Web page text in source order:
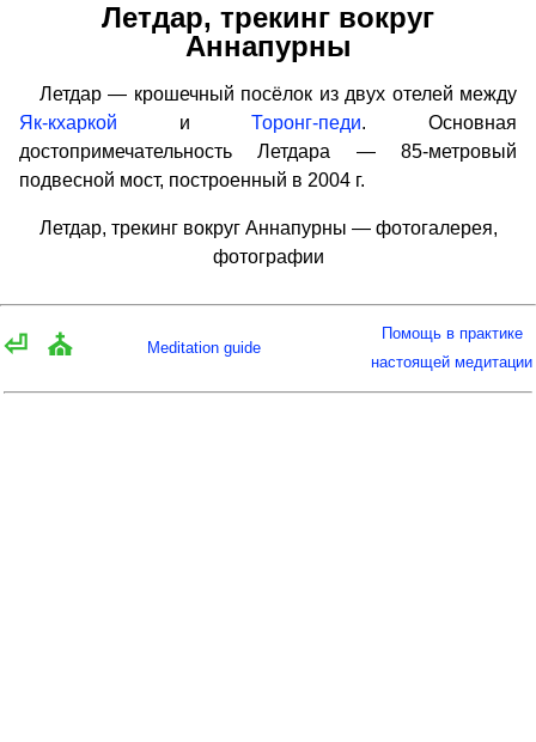
Летдар, трекинг вокруг
Аннапурны
Летдар — крошечный посёлок из двух отелей между
Як-кхаркой иТоронг-педи. Основная
достопримечательность Летдара — 85-метровый
подвесной мост, построенный в 2004 г.
Летдар, трекинг вокруг Аннапурны — фотогалерея,
фотографии
⏎ ⛪ Meditation guide
Помощь в практике
настоящей медитации